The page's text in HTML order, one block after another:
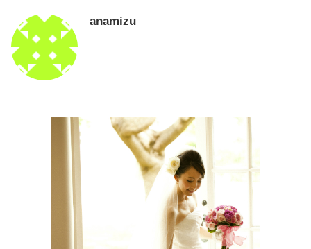
anamizu